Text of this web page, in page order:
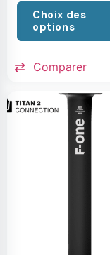
Choix des
options
Comparer